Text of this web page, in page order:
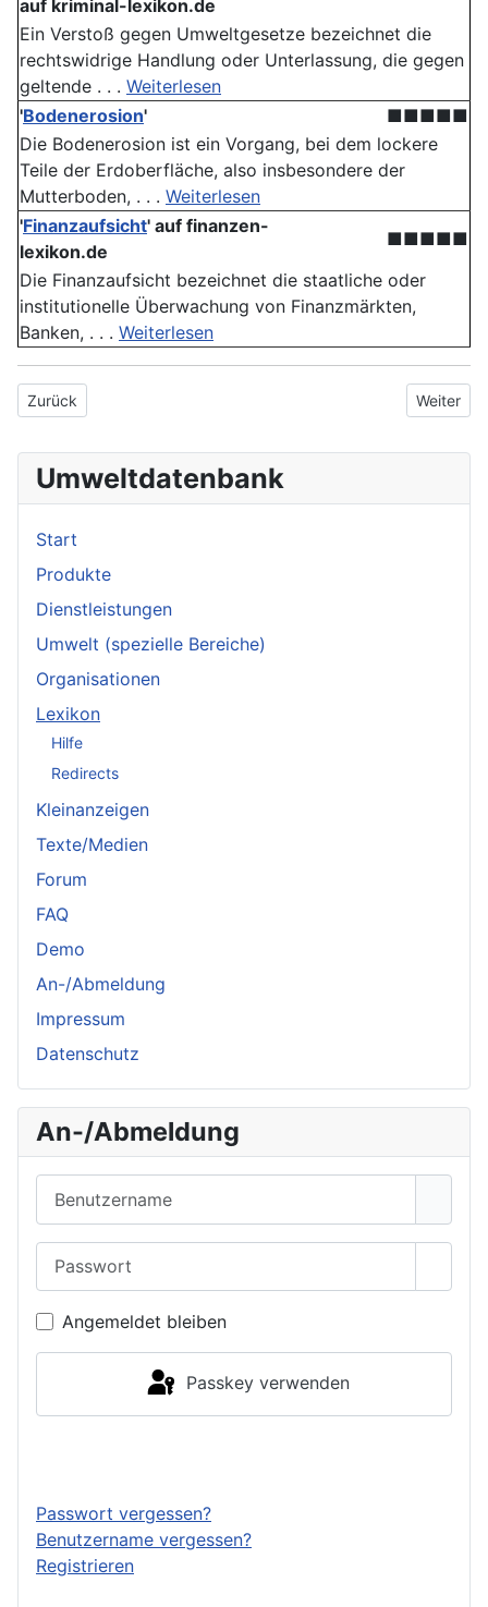
auf kriminal-lexikon.de
Ein Verstoß gegen Umweltgesetze bezeichnet die
rechtswidrige Handlung oder Unterlassung, die gegen
geltende . . . Weiterlesen
'Bodenerosion'
■■■■■
Die Bodenerosion ist ein Vorgang, bei dem lockere
Teile der Erdoberfläche, also insbesondere der
Mutterboden, . . . Weiterlesen
'Finanzaufsicht' auf finanzen-
lexikon.de
■■■■■
Die Finanzaufsicht bezeichnet die staatliche oder
institutionelle Überwachung von Finanzmärkten,
Banken, . . . Weiterlesen
Vorheriger Beitrag: Umweltverantwortung
Zurück Nächster
Weiter
Umweltdatenbank
Start
Produkte
Dienstleistungen
Umwelt (spezielle Bereiche)
Organisationen
Lexikon
Hilfe
Redirects
Kleinanzeigen
Texte/Medien
Forum
FAQ
Demo
An-/Abmeldung
Impressum
Datenschutz
An-/Abmeldung
Angemeldet bleiben
Passkey verwenden
Passwort vergessen?
Benutzername vergessen?
Registrieren